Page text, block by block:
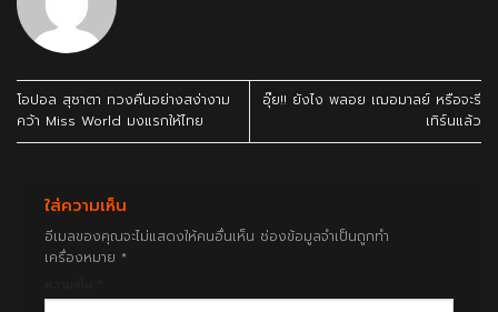
โอปอล สุชาตา ทวงคืนอย่างสง่างาม
คว้า Miss World มงแรกให้ไทย
อุ๊ย!! ยังไง พลอย เฌอมาลย์ หรือจะรี
เทิร์นแล้ว
ใส่ความเห็น
อีเมลของคุณจะไม่แสดงให้คนอื่นเห็น ช่องข้อมูลจำเป็นถูกทำ
เครื่องหมาย *